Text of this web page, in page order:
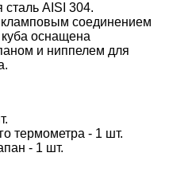
AISI 304.
соединением
оснащена
и ниппелем для
термометра - 1 шт.
- 1 шт.